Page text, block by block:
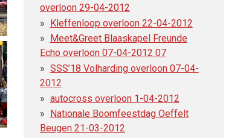
overloon 29-04-2012
Kleffenloop overloon 22-04-2012
Meet&Greet Blaaskapel Freunde
Echo overloon 07-04-2012 07
SSS’18 Volharding overloon 07-04-
2012
autocross overloon 1-04-2012
Nationale Boomfeestdag Oeffelt
Beugen 21-03-2012